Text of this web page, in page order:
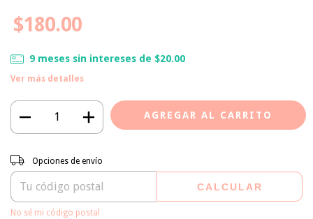
$180.00
9 meses sin intereses de $20.00
Ver más detalles
Entregas para el CP:
Opciones de envío
CALCULAR
No sé mi código postal